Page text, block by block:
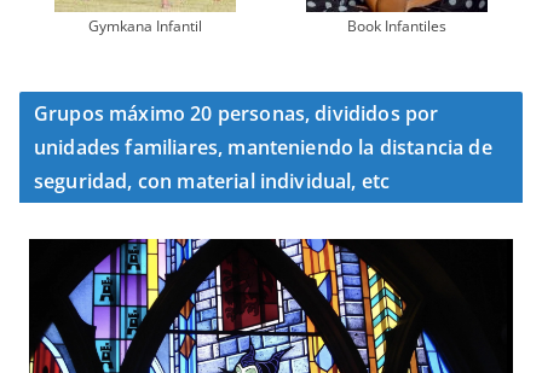
Gymkana Infantil Book Infantiles
Grupos máximo 20 personas, divididos por
unidades familiares, manteniendo la distancia de
seguridad, con material individual, etc